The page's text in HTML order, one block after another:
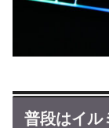
普段はイル